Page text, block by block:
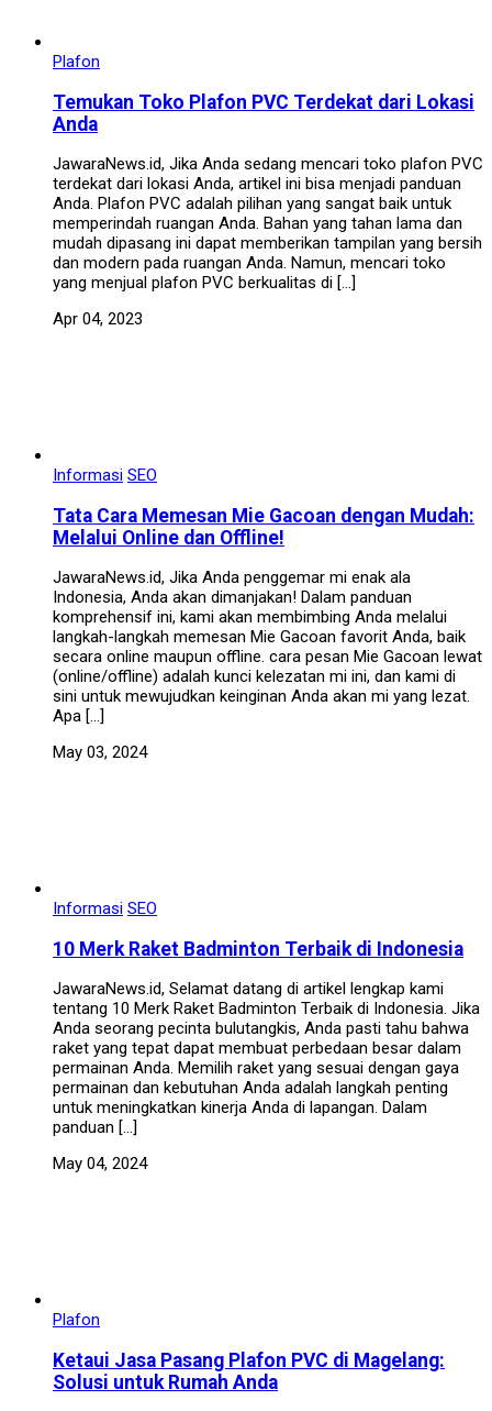
Plafon
Temukan Toko Plafon PVC Terdekat dari Lokasi
Anda
JawaraNews.id, Jika Anda sedang mencari toko plafon PVC
terdekat dari lokasi Anda, artikel ini bisa menjadi panduan
Anda. Plafon PVC adalah pilihan yang sangat baik untuk
memperindah ruangan Anda. Bahan yang tahan lama dan
mudah dipasang ini dapat memberikan tampilan yang bersih
dan modern pada ruangan Anda. Namun, mencari toko
yang menjual plafon PVC berkualitas di […]
Apr 04, 2023
Informasi SEO
Tata Cara Memesan Mie Gacoan dengan Mudah:
Melalui Online dan Offline!
JawaraNews.id, Jika Anda penggemar mi enak ala
Indonesia, Anda akan dimanjakan! Dalam panduan
komprehensif ini, kami akan membimbing Anda melalui
langkah-langkah memesan Mie Gacoan favorit Anda, baik
secara online maupun offline. cara pesan Mie Gacoan lewat
(online/offline) adalah kunci kelezatan mi ini, dan kami di
sini untuk mewujudkan keinginan Anda akan mi yang lezat.
Apa […]
May 03, 2024
Informasi SEO
10 Merk Raket Badminton Terbaik di Indonesia
JawaraNews.id, Selamat datang di artikel lengkap kami
tentang 10 Merk Raket Badminton Terbaik di Indonesia. Jika
Anda seorang pecinta bulutangkis, Anda pasti tahu bahwa
raket yang tepat dapat membuat perbedaan besar dalam
permainan Anda. Memilih raket yang sesuai dengan gaya
permainan dan kebutuhan Anda adalah langkah penting
untuk meningkatkan kinerja Anda di lapangan. Dalam
panduan […]
May 04, 2024
Plafon
Ketaui Jasa Pasang Plafon PVC di Magelang:
Solusi untuk Rumah Anda